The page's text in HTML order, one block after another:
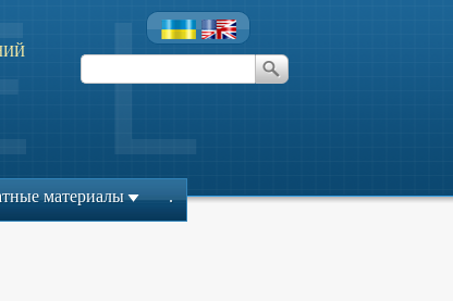
материалы .